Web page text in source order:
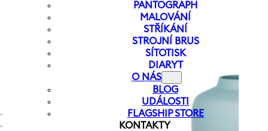
PANTOGRAPH
MALOVÁNÍ
STŘÍKÁNÍ
STROJNÍ BRUS
SÍTOTISK
DIARYT
O NÁS
BLOG
UDÁLOSTI
FLAGSHIP STORE
KONTAKTY